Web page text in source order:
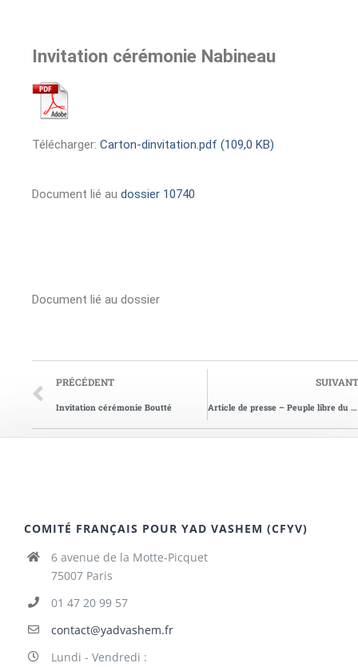
Invitation cérémonie Nabineau
Télécharger: Carton-dinvitation.pdf (109,0 KB)
Document lié au dossier 10740
Document lié au dossier
PRÉCÉDENT
Invitation cérémonie Boutté
SUIVANT
Article de presse – Peuple libre du 17/06/1999
COMITÉ FRANÇAIS POUR YAD VASHEM (CFYV)
6 avenue de la Motte-Picquet
75007 Paris
01 47 20 99 57
contact@yadvashem.fr
Lundi - Vendredi :